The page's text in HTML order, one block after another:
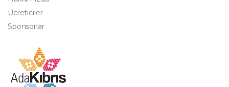
Ücreticiler
Sponsorlar